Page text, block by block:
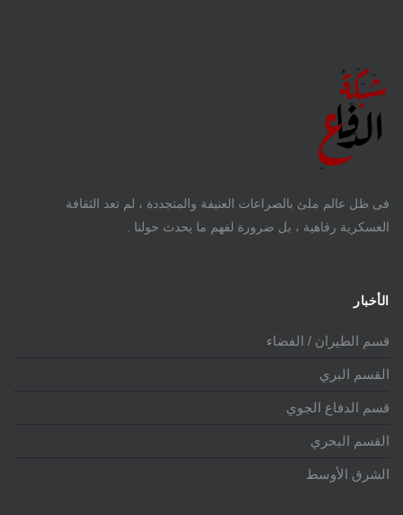
فى ظل عالم ملئ بالصراعات العنيفة والمتجددة ، لم تعد الثقافة
العسكرية رفاهية ، بل ضرورة لفهم ما يحدث حولنا .
الأخبار
قسم الطيران / الفضاء
القسم البري
قسم الدفاع الجوي
القسم البحري
الشرق الأوسط